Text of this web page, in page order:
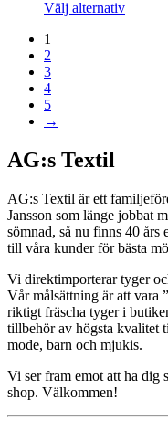
Välj alternativ
1
2
3
4
5
→
AG:s Textil
AG:s Textil är ett
Jansson som länge jobbat
sömnad, så nu finns 40 års
till våra kunder för bästa
Vi direktimporterar tyger
Vår målsättning är att vara
riktigt fräscha tyger i
tillbehör av högsta kvalitet
mode, barn och mjukis.
Vi ser fram emot att ha dig
shop. Välkommen!